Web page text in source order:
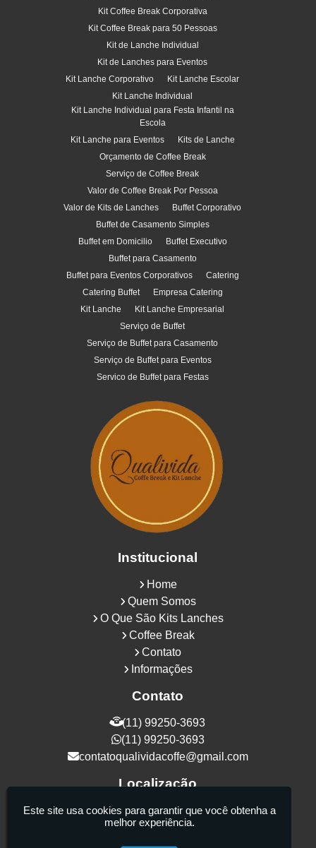
Kit Coffee Break Corporativa
Kit Coffee Break para 50 Pessoas
Kit de Lanche Individual
Kit de Lanches para Eventos
Kit Lanche Corporativo
Kit Lanche Escolar
Kit Lanche Individual
Kit Lanche Individual para Festa Infantil na
Escola
Kit Lanche para Eventos
Kits de Lanche
Orçamento de Coffee Break
Serviço de Coffee Break
Valor de Coffee Break Por Pessoa
Valor de Kits de Lanches
Buffet Corporativo
Buffet de Casamento Simples
Buffet em Domicilio
Buffet Executivo
Buffet para Casamento
Buffet para Eventos Corporativos
Catering
Catering Buffet
Empresa Catering
Kit Lanche
Kit Lanche Empresarial
Serviço de Buffet
Serviço de Buffet para Casamento
Serviço de Buffet para Eventos
Servico de Buffet para Festas
Institucional
Home
Quem Somos
O Que São Kits Lanches
Coffee Break
Contato
Informações
Contato
(11) 99250-3693
(11) 99250-3693
contatoqualividacoffe@gmail.com
Localização
Rua Samurais, 27 - Vila Maria Alta - São
Paulo / SP - CEP: 02130-080
Este site usa cookies para garantir que você obtenha a
melhor experiência.